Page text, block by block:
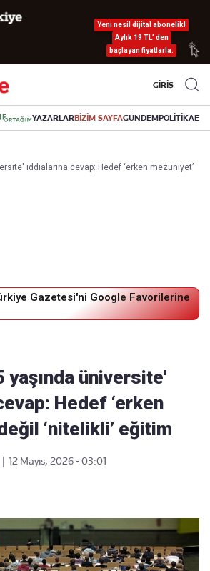
Yeni nesil dijital abonelik!
Aylık 19 TL’ den
başlayan fiyatlarla.
GİRİŞ
YAZARLARBİZİM SAYFAGÜNDEMPOLİTİKA
iddialarına cevap: Hedef ‘erken mezuniyet’
Gazetesi'ni Google Favorilerine
yaşında üniversite'
Hedef ‘erken
‘nitelikli’ eğitim
12 Mayıs, 2026 - 03:01